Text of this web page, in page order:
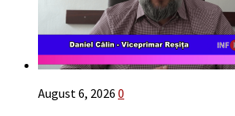
August 6, 2026 0